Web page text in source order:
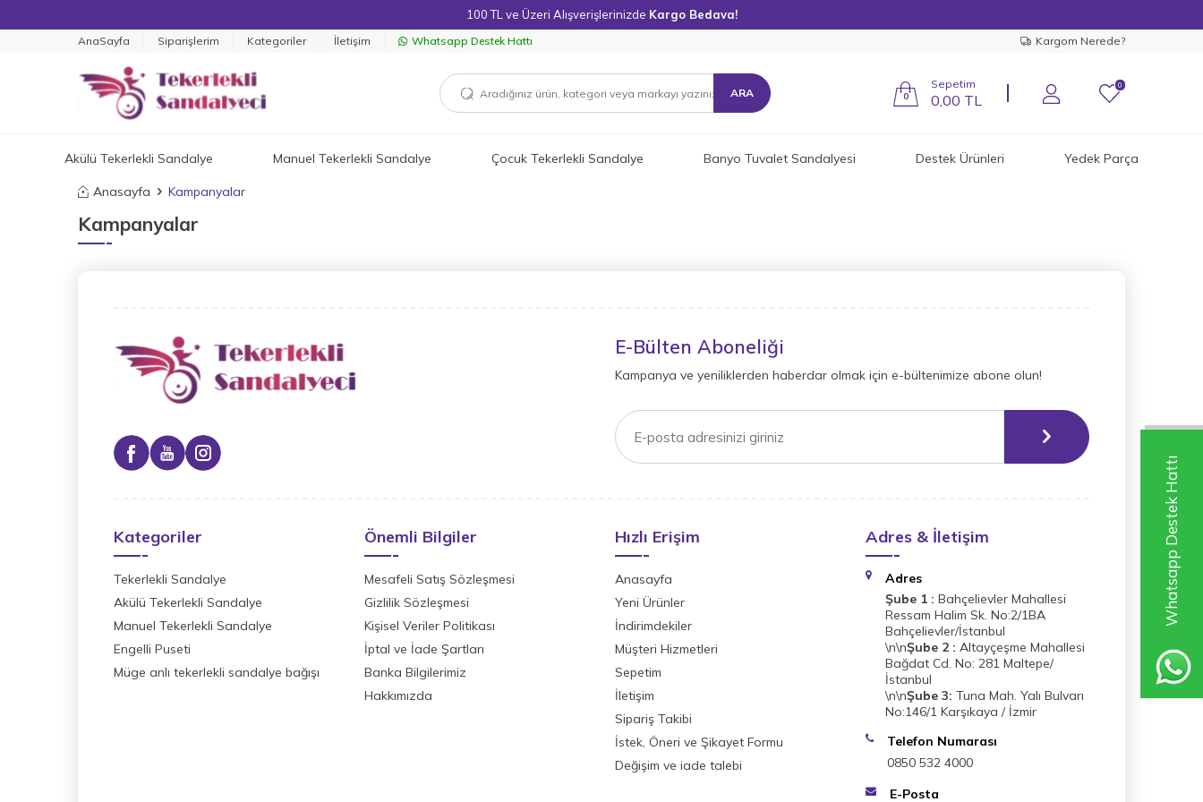
Whatsapp Destek Hattı
100 TL ve Üzeri Alışverişlerinizde Kargo Bedava!
AnaSayfa Siparişlerim Kategoriler İletişim Whatsapp Destek Hattı Kargom Nerede?
ARA 0
Sepetim
0,00 TL
0
Akülü Tekerlekli Sandalye Manuel Tekerlekli Sandalye Çocuk Tekerlekli Sandalye Banyo Tuvalet Sandalyesi Destek Ürünleri Yedek Parça
Anasayfa Kampanyalar
Kampanyalar
E-Bülten Aboneliği
Kampanya ve yeniliklerden haberdar olmak için e-bültenimize abone olun!
Kategoriler
Tekerlekli Sandalye
Akülü Tekerlekli Sandalye
Manuel Tekerlekli Sandalye
Engelli Puseti
Müge anlı tekerlekli sandalye bağışı
Önemli Bilgiler
Mesafeli Satış Sözleşmesi
Gizlilik Sözleşmesi
Kişisel Veriler Politikası
İptal ve İade Şartları
Banka Bilgilerimiz
Hakkımızda
Hızlı Erişim
Anasayfa
Yeni Ürünler
İndirimdekiler
Müşteri Hizmetleri
Sepetim
İletişim
Sipariş Takibi
İstek, Öneri ve Şikayet Formu
Değişim ve iade talebi
Adres & İletişim
Adres
Şube 1 : Bahçelievler Mahallesi
Ressam Halim Sk. No:2/1BA
Bahçelievler/İstanbul
\n\nŞube 2 : Altayçeşme Mahallesi
Bağdat Cd. No: 281 Maltepe/
İstanbul
\n\nŞube 3: Tuna Mah. Yalı Bulvarı
No:146/1 Karşıkaya / İzmir
Telefon Numarası
0850 532 4000
E-Posta